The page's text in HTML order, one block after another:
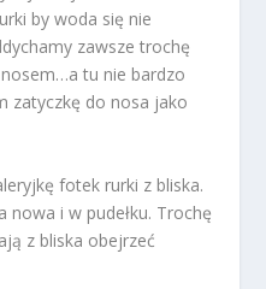
by woda się nie
zawsze trochę
tu nie bardzo
zatyczkę do nosa jako
fotek rurki z bliska.
nowa i w pudełku. Trochę
z bliska obejrzeć